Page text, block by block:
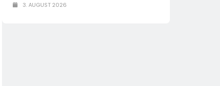
3. AUGUST 2026